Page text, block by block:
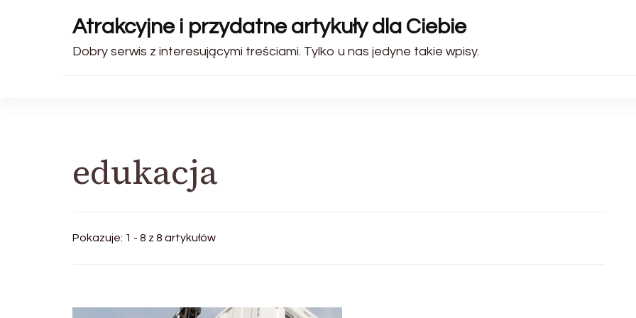
Atrakcyjne i przydatne artykuły dla Ciebie
Dobry serwis z interesującymi treściami. Tylko u nas jedyne takie wpisy.
edukacja
Pokazuje: 1 - 8 z 8 artykułów